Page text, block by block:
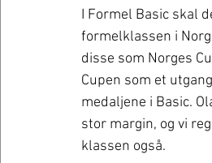
I Formel Basic skal
formelklassen i
disse som Norges
Cupen som et
medaljene i Basic.
stor margin, og vi
klassen også.